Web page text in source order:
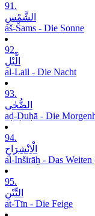
91.
الشَّمْسِ
aš-Šams - Die Sonne
92.
الَّیْلِ
al-Lail - Die Nacht
93.
الضُّحٰی
aḍ-Ḍuḥā - Die
94.
الْاِنْشِرَاحِ
al-Inširāḥ - Das Weiten
95.
التِّیْنِ
at-Tīn - Die Feige